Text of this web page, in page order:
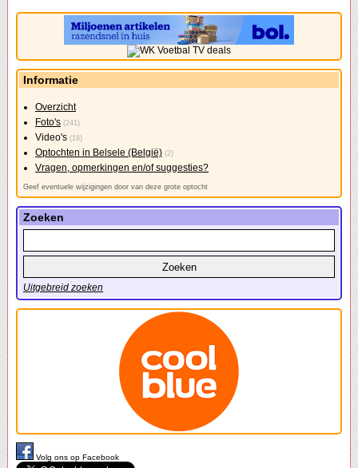
Informatie
Overzicht
Foto's (241)
Video's (18)
Optochten in Belsele (België) (2)
Vragen, opmerkingen en/of suggesties?
Geef eventuele wijzigingen door van deze grote optocht
Zoeken
Uitgebreid zoeken
Volg ons op Facebook